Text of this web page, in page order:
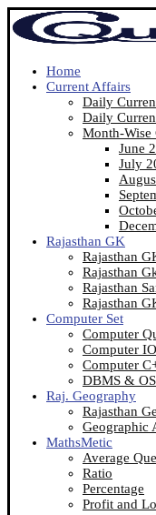
Home
Current Affairs
Daily
Daily
Month-Wise
June
July
Rajasthan GK
Rajasthan
Rajasthan
Rajasthan
Rajasthan
Computer Set
Computer
Computer
Computer
DBMS &
Raj. Geography
Rajasthan
Geographic
MathsMetic
Average
Ratio
Percentage
Profit and